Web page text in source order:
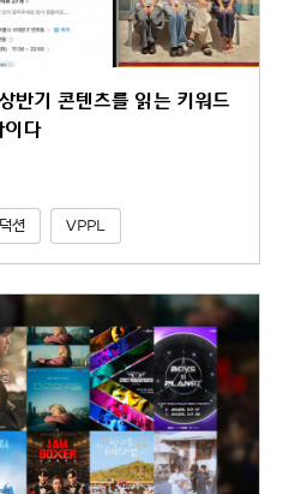
기 콘텐츠를 읽는 키워드
다
션 VPPL